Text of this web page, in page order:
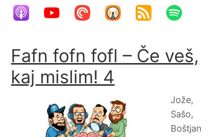
Fafn fofn fofl – Če veš,
kaj mislim! 4
Jože,
Sašo,
Boštjan